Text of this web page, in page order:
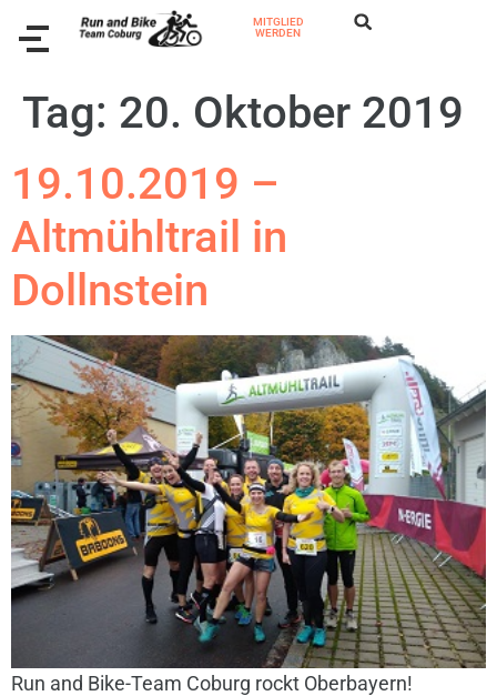
MITGLIED
WERDEN
Tag: 20. Oktober 2019
19.10.2019 –
Altmühltrail in
Dollnstein
Run and Bike-Team Coburg rockt Oberbayern!